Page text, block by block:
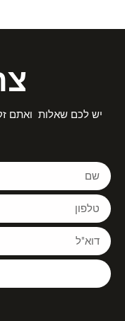
יש לכם שאלות ואתם